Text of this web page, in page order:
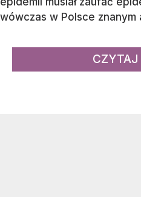
wówczas w Polsce znanym
CZYTAJ